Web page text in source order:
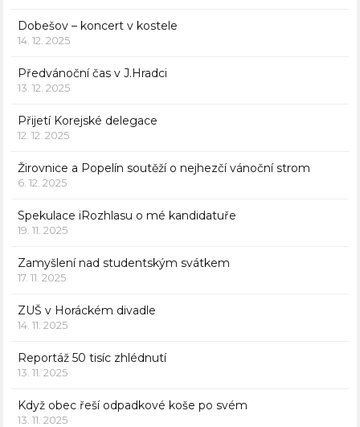
Dobešov – koncert v kostele
14. 12. 2025
Předvánoční čas v J.Hradci
13. 12. 2025
Přijetí Korejské delegace
12. 12. 2025
Žirovnice a Popelín soutěží o nejhezčí vánoční strom
6. 12. 2025
Spekulace iRozhlasu o mé kandidatuře
19. 11. 2025
Zamyšlení nad studentským svátkem
17. 11. 2025
ZUŠ v Horáckém divadle
14. 11. 2025
Reportáž 50 tisíc zhlédnutí
13. 11. 2025
Když obec řeší odpadkové koše po svém
13. 11. 2025